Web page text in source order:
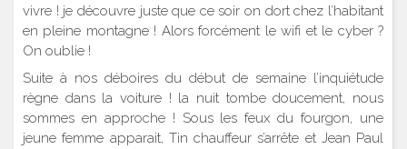
vivre ! je découvre juste que ce soir on dort chez l’habitant
en pleine montagne ! Alors forcément le wifi et le cyber ?
On oublie !
Suite à nos déboires du début de semaine l’inquiétude
règne dans la voiture ! la nuit tombe doucement, nous
sommes en approche ! Sous les feux du fourgon, une
jeune femme apparait, Tin chauffeur s’arrête et Jean Paul